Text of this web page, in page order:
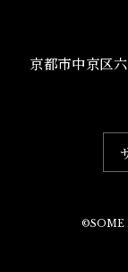
京都市中京区
©SOME